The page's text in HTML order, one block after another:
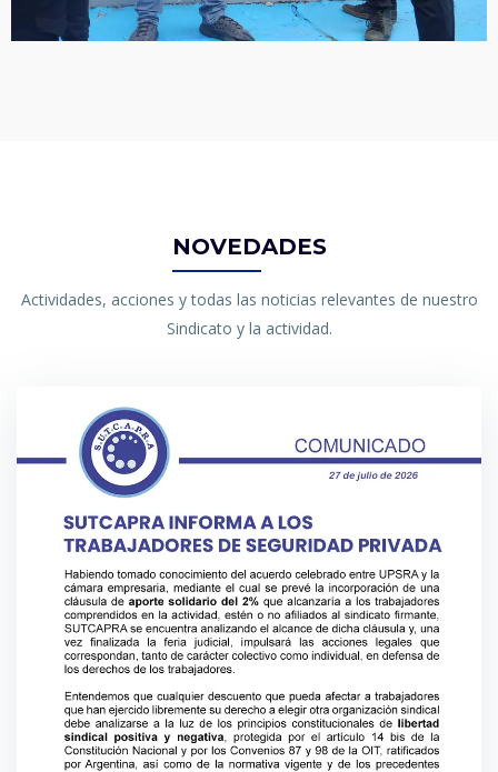
NOVEDADES
Actividades, acciones y todas las noticias relevantes de nuestro
Sindicato y la actividad.